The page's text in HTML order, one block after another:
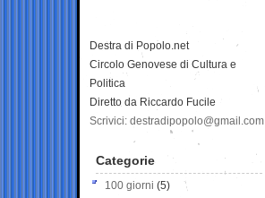
Destra di Popolo.net
Circolo Genovese di Cultura e
Politica
Diretto da Riccardo Fucile
Scrivici: destradipopolo@gmail.com
Categorie
100 giorni (5)